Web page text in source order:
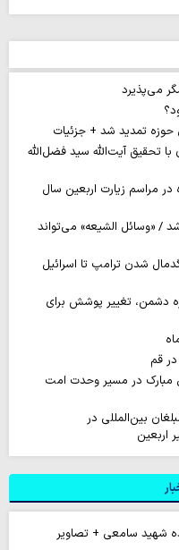
می‌پذیرد
تمدید شد + جزئیات
تحقیق آیت‌الله سید فضل‌الله
مراسم زیارت اربعین سال
/ «وسائل الشیعه» می‌تواند
«ایکس» از اربعین ۱۴۰۵؛ از لگدمال شدن ترامپ تا اسرائیل
دشمن، تغییر پوشش برای
قم
مبارک در مسیر وحدت امت
بین‌المللی در
اربعین
شهید سامعی + تصاویر